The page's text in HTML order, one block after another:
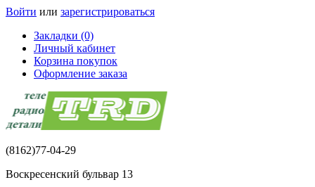
Войти или зарегистрироваться
Закладки (0)
Личный кабинет
Корзина покупок
Оформление заказа
(8162)77-04-29
Воскресенский бульвар 13